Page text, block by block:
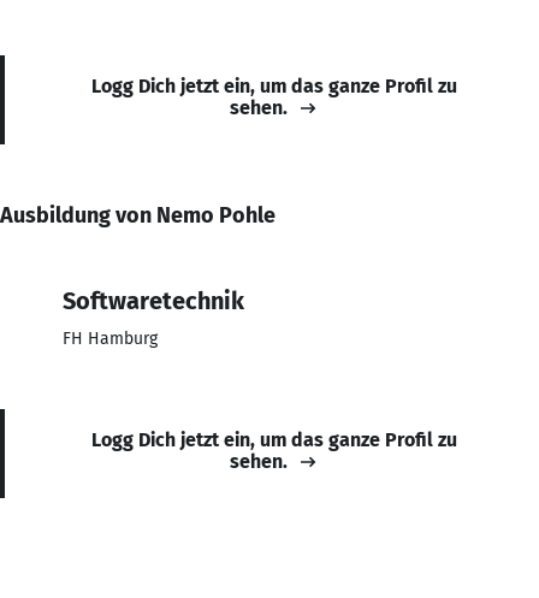
Logg Dich jetzt ein, um das ganze Profil zu
sehen.
Ausbildung von Nemo Pohle
Softwaretechnik
FH Hamburg
Logg Dich jetzt ein, um das ganze Profil zu
sehen.